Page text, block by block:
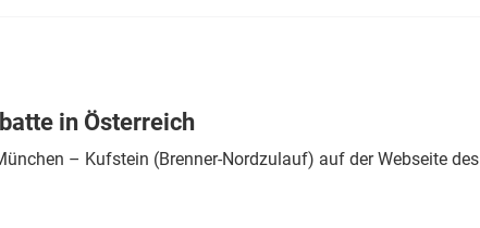
in Österreich
– Kufstein (Brenner-Nordzulauf) auf der Webseite des